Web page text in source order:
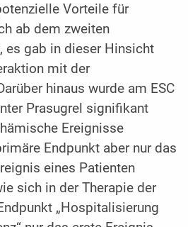
Vorteile für
ab dem zweiten
es gab in dieser Hinsicht
mit der
hinaus wurde am ESC
Prasugrel signifikant
Ereignisse
Endpunkt aber nur das
eines Patienten
sich in der Therapie der
„Hospitalisierung